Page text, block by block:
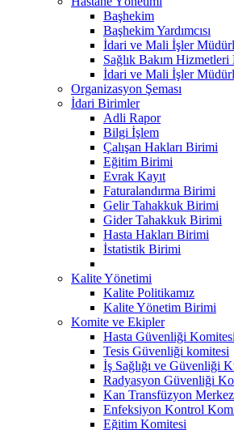
Başhekim
Başhekim Yardımcısı
İdari ve Mali İşler
Sağlık Bakım
İdari ve Mali İşler
Organizasyon Şeması
İdari Birimler
Adli Rapor
Bilgi İşlem
Çalışan Hakları Birimi
Eğitim Birimi
Evrak Kayıt
Faturalandırma Birimi
Gelir Tahakkuk Birimi
Gider Tahakkuk Birimi
Hasta Hakları Birimi
İstatistik Birimi
Kalite Yönetimi
Kalite Politikamız
Kalite Yönetim Birimi
Komite ve Ekipler
Hasta Güvenliği Komitesi
Tesis Güvenliği komitesi
İş Sağlığı ve Güvenliği
Radyasyon Güvenliği
Kan Transfüzyon
Enfeksiyon Kontrol
Eğitim Komitesi